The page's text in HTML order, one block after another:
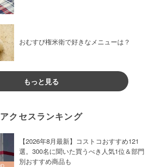
おむすび権米衛で好きなメニューは？
もっと見る
アクセスランキング
【2026年8月最新】コストコおすすめ121
選。300名に聞いた買うべき人気1位＆部門
別おすすめ商品も